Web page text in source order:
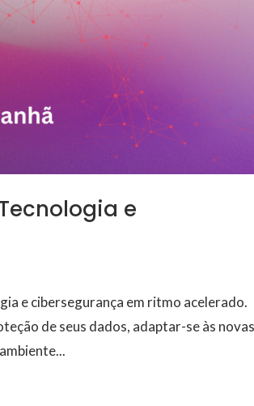
e
e cibersegurança em ritmo acelerado.
de seus dados, adaptar-se às